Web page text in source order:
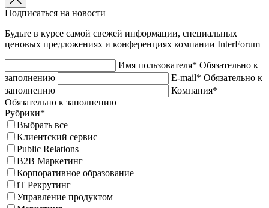
Подписаться на новости
Будьте в курсе самой свежей информации, специальных
ценовых предложениях и конференциях компании InterForum
Имя пользователя* Обязательно к
заполнению
E-mail* Обязательно к
заполнению
Компания*
Обязательно к заполнению
Рубрики*
Выбрать все
Клиентский сервис
Public Relations
B2B Маркетинг
Корпоративное образование
iT Рекрутинг
Управление продуктом